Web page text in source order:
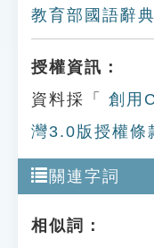
教育部國語辭
授權資訊：
資料採「
創用
灣3.0版授權條
關連字詞
相似詞：